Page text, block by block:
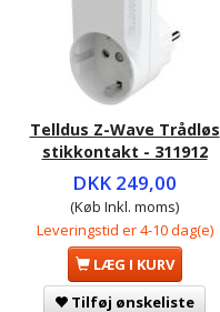
Telldus Z-Wave Trådløs
stikkontakt - 311912
DKK 249,00
(Køb Inkl. moms)
Leveringstid er 4-10 dag(e)
LÆG I KURV
Tilføj ønskeliste